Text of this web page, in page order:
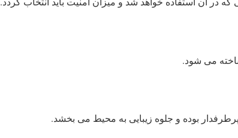
بوده و جلوه زیبایی به محیط می بخشد.